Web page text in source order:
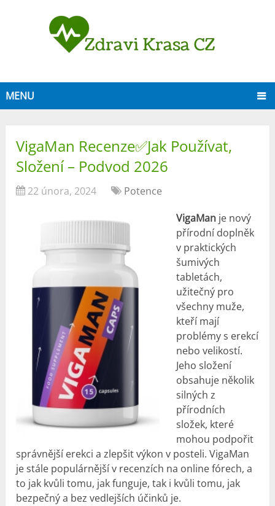
MENU
VigaMan Recenze✅Jak Používat,
Složení – Podvod 2026
22 února, 2024
Potence
VigaMan je nový
přírodní doplněk
v praktických
šumivých
tabletách,
užitečný pro
všechny muže,
kteří mají
problémy s erekcí
nebo velikostí.
Jeho složení
obsahuje několik
silných z
přírodních
složek, které
mohou podpořit
správnější erekci a zlepšit výkon v posteli. VigaMan
je stále populárnější v recenzích na online fórech, a
to jak kvůli tomu, jak funguje, tak i kvůli tomu, jak
bezpečný a bez vedlejších účinků je.